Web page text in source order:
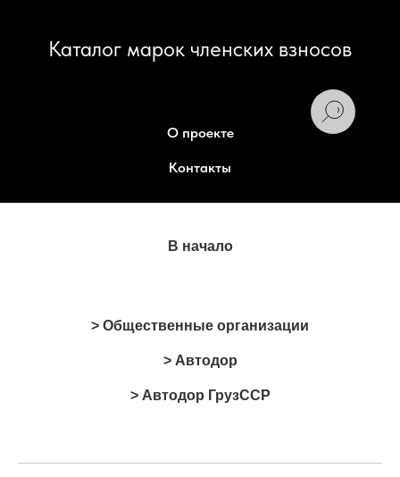
Каталог марок членских взносов
О проекте
Контакты
В начало
> Общественные организации
> Автодор
> Автодор ГрузССР